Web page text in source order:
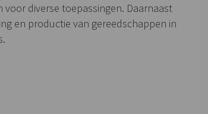
diverse toepassingen. Daarnaast
en productie van gereedschappen in